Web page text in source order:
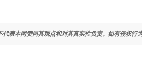
表本网赞同其观点和对其真实性负责。如有侵权行